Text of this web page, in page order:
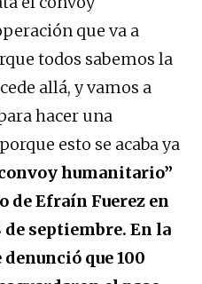
que va a
todos sabemos la
allá, y vamos a
hacer una
esto se acaba ya
humanitario”
de Efraín Fuerez en
de septiembre. En la
que 100